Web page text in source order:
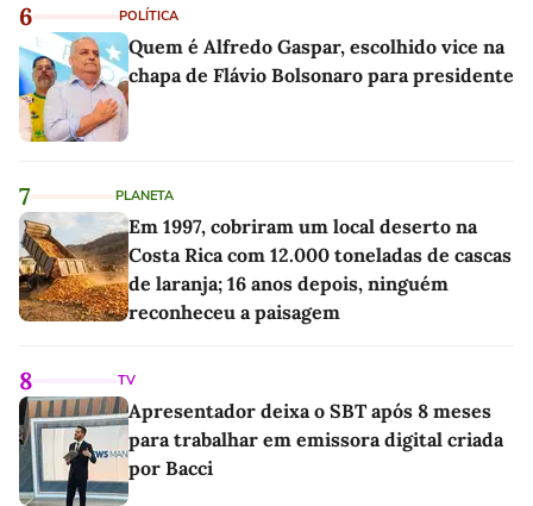
6 POLÍTICA
Quem é Alfredo Gaspar, escolhido vice na
chapa de Flávio Bolsonaro para presidente
7 PLANETA
Em 1997, cobriram um local deserto na
Costa Rica com 12.000 toneladas de cascas
de laranja; 16 anos depois, ninguém
reconheceu a paisagem
8 TV
Apresentador deixa o SBT após 8 meses
para trabalhar em emissora digital criada
por Bacci